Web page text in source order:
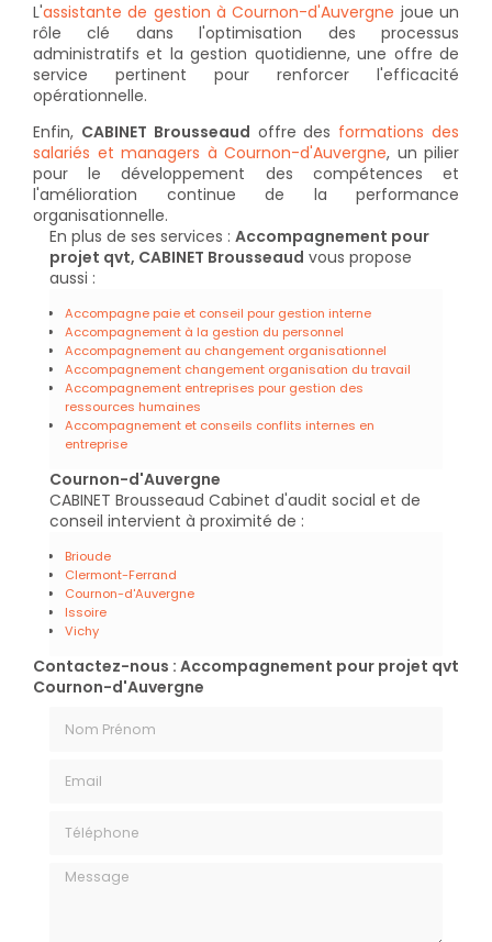
L'assistante de gestion à Cournon-d'Auvergne joue un
rôle clé dans l'optimisation des processus
administratifs et la gestion quotidienne, une offre de
service pertinent pour renforcer l'efficacité
opérationnelle.
Enfin, CABINET Brousseaud offre des formations des
salariés et managers à Cournon-d'Auvergne, un pilier
pour le développement des compétences et
l'amélioration continue de la performance
organisationnelle.
En plus de ses services : Accompagnement pour
projet qvt, CABINET Brousseaud vous propose
aussi :
Accompagne paie et conseil pour gestion interne
Accompagnement à la gestion du personnel
Accompagnement au changement organisationnel
Accompagnement changement organisation du travail
Accompagnement entreprises pour gestion des
ressources humaines
Accompagnement et conseils conflits internes en
entreprise
Cournon-d'Auvergne
CABINET Brousseaud Cabinet d'audit social et de
conseil intervient à proximité de :
Brioude
Clermont-Ferrand
Cournon-d'Auvergne
Issoire
Vichy
Contactez-nous : Accompagnement pour projet qvt
Cournon-d'Auvergne
Message